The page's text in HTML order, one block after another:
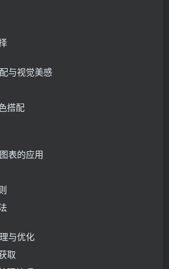
与视觉美感
搭配
表的应用
与优化
取